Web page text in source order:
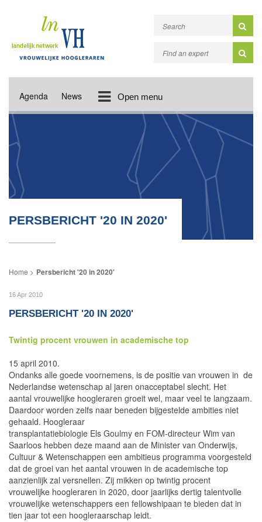
Agenda News Open menu
PERSBERICHT '20 IN 2020'
Persbericht '20 in 2020'
16 Apr 2010
PERSBERICHT '20 IN 2020'
Twintig procent vrouwen in academische top
15 april 2010.
Ondanks alle goede voornemens, is de positie van vrouwen in de
Nederlandse wetenschap al jaren onacceptabel slecht. Het
aantal vrouwelijke hoogleraren groeit wel, maar veel te langzaam.
Daardoor worden zelfs naar beneden bijgestelde ambi­ties niet
gehaald. Hoogleraar
transplantatiebiologie Els Goulmy en FOM-directeur Wim van
Saarloos hebben deze maand aan de Minister van Onderwijs,
Cultuur & Weten­schappen een ambitieus programma voorgesteld
dat de groei van het aantal vrouwen in de academische top
aanzienlijk zal versnellen. Zij mikken op twintig procent
vrouwelijke hoogleraren in 2020, door jaarlijks dertig talentvolle
vrouwelijke wetenschappers een fellowshipaan te bieden dat in
tien jaar tot een hoogleraarschap leidt.